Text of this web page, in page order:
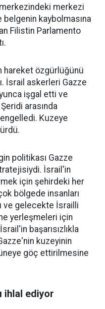
merkezi
belgenin kaybolmasına
Filistin Parlamento
hareket özgürlüğünü
İsrail askerleri Gazze
işgal etti ve
arasında
Kuzeye
politikası Gazze
İsrail'in
için şehirdeki her
bölgede insanları
ve gelecekte İsrailli
yerleşmeleri için
başarısızlıkla
kuzeyinin
göç ettirilmesine
ihlal ediyor